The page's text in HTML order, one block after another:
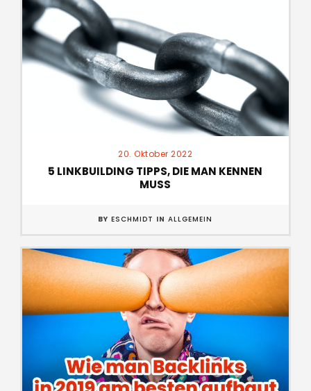
20. Oktober 2022
5 LINKBUILDING TIPPS, DIE MAN KENNEN
MUSS
BY ESCHMIDT IN ALLGEMEIN